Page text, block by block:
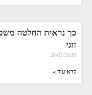
כך נראית החלטה
זוגי
28/07/2026
קרא עוד »